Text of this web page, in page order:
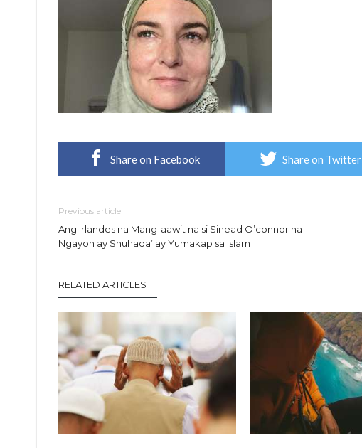
Share on Facebook Share on Twitter
Previous article
Ang Irlandes na Mang-aawit na si Sinead O’connor na
Ngayon ay Shuhada’ ay Yumakap sa Islam
RELATED ARTICLES